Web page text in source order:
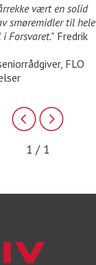
vært en solid
smøremidler til hele
Forsvaret."Fredrik
FLO
1 / 1